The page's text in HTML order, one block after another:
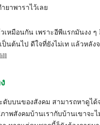
ยาพาราไว้เลย
เหมือนกัน เพราะอีพีแรกมันงง
นต้นไป ดีใจที่ยังไม่เท แล้วหลั
บบนของสังคม สามารถหาดูได้
าพสังคมบ้านเรากับบ้านเขาจ